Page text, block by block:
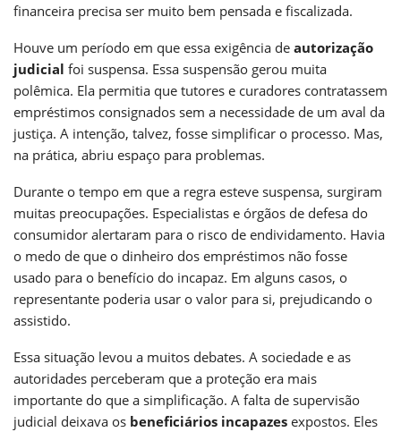
financeira precisa ser muito bem pensada e fiscalizada.
Houve um período em que essa exigência de autorização
judicial foi suspensa. Essa suspensão gerou muita
polêmica. Ela permitia que tutores e curadores contratassem
empréstimos consignados sem a necessidade de um aval da
justiça. A intenção, talvez, fosse simplificar o processo. Mas,
na prática, abriu espaço para problemas.
Durante o tempo em que a regra esteve suspensa, surgiram
muitas preocupações. Especialistas e órgãos de defesa do
consumidor alertaram para o risco de endividamento. Havia
o medo de que o dinheiro dos empréstimos não fosse
usado para o benefício do incapaz. Em alguns casos, o
representante poderia usar o valor para si, prejudicando o
assistido.
Essa situação levou a muitos debates. A sociedade e as
autoridades perceberam que a proteção era mais
importante do que a simplificação. A falta de supervisão
judicial deixava os beneficiários incapazes expostos. Eles